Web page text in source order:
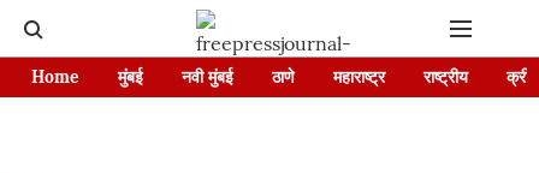
Home मुंबई नवी मुंबई ठाणे महाराष्ट्र राष्ट्रीय